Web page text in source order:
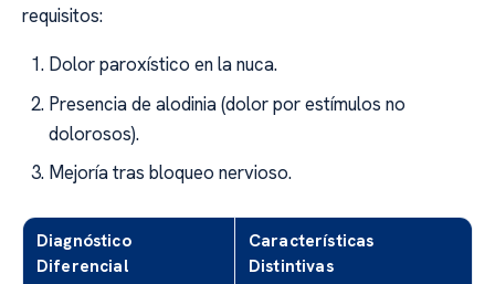
requisitos:
Dolor paroxístico en la nuca.
Presencia de alodinia (dolor por estímulos no
dolorosos).
Mejoría tras bloqueo nervioso.
Diagnóstico
Diferencial
Características
Distintivas